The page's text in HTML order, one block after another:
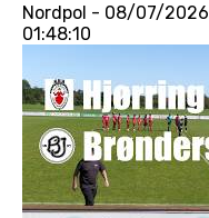
Nordpol - 08/07/2026
01:48:10